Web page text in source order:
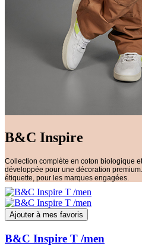
B&C Inspire
Collection complète en coton biologique
développée pour une décoration
étiquette, pour les marques engagées.
Ajouter à mes favoris
B&C Inspire T /men